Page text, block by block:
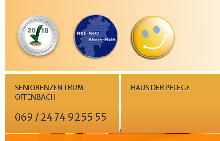
SENIORENZENTRUM
OFFENBACH
069 / 24 74 92 55 55
HAUS DER PFLEGE